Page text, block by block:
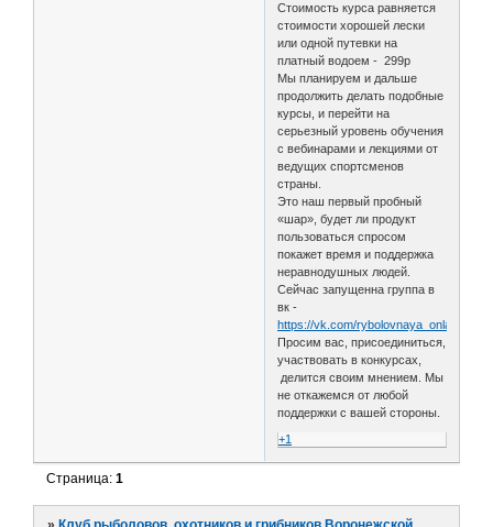
Стоимость курса равняется
стоимости хорошей лески
или одной путевки на
платный водоем - 299р
Мы планируем и дальше
продолжить делать подобные
курсы, и перейти на
серьезный уровень обучения
с вебинарами и лекциями от
ведущих спортсменов
страны.
Это наш первый пробный
«шар», будет ли продукт
пользоваться спросом
покажет время и поддержка
неравнодушных людей.
Сейчас запущенна группа в
вк -
https://vk.com/
Просим вас, присоединиться,
участвовать в конкурсах,
делится своим мнением. Мы
не откажемся от любой
поддержки с вашей стороны.
+1
Страница:1